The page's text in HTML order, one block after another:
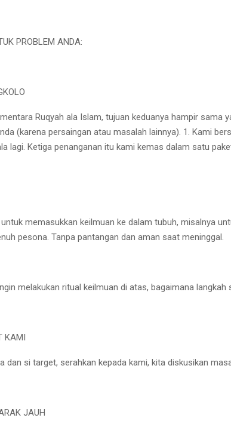
PROBLEM ANDA:
Ruqyah ala Islam, tujuan keduanya hampir sama
(karena persaingan atau masalah lainnya). 1. Kami
lagi. Ketiga penanganan itu kami kemas dalam satu
memasukkan keilmuan ke dalam tubuh, misalnya
pesona. Tanpa pantangan dan aman saat meninggal.
melakukan ritual keilmuan di atas, bagaimana langkah
KAMI
dan si target, serahkan kepada kami, kita diskusikan
JAUH